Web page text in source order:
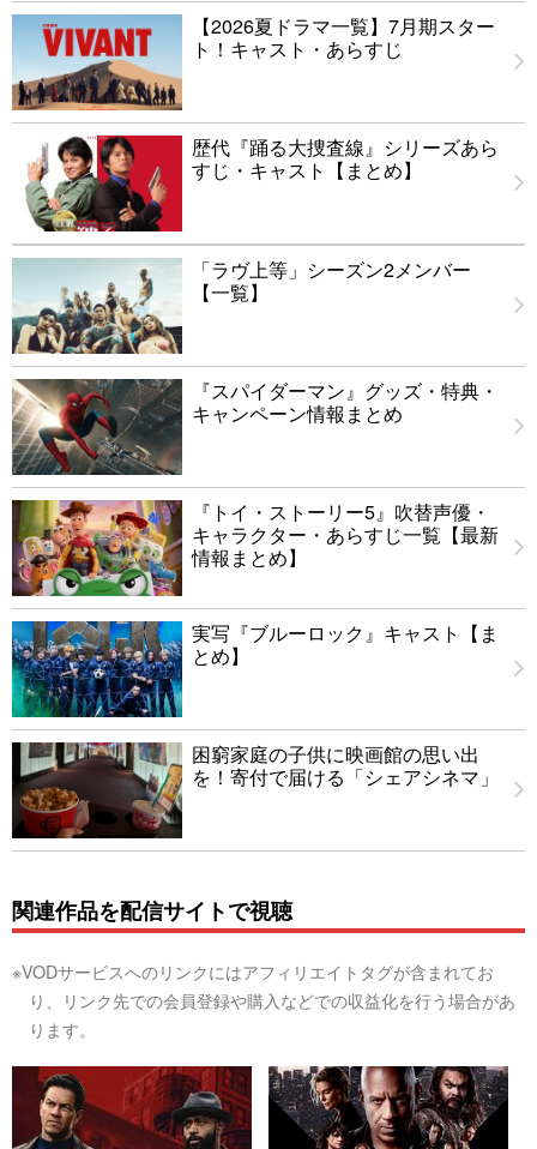
【2026夏ドラマ一覧】7月期スター
ト！キャスト・あらすじ
歴代『踊る大捜査線』シリーズあら
すじ・キャスト【まとめ】
「ラヴ上等」シーズン2メンバー
【一覧】
『スパイダーマン』グッズ・特典・
キャンペーン情報まとめ
『トイ・ストーリー5』吹替声優・
キャラクター・あらすじ一覧【最新
情報まとめ】
実写『ブルーロック』キャスト【ま
とめ】
困窮家庭の子供に映画館の思い出
を！寄付で届ける「シェアシネマ」
関連作品を配信サイトで視聴
※VODサービスへのリンクにはアフィリエイトタグが含まれてお
り、リンク先での会員登録や購入などでの収益化を行う場合があ
ります。